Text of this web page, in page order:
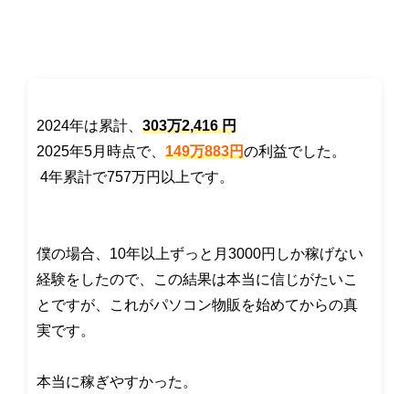
2024年は累計、303万2,416 円
2025年5月時点で、149万883円の利益でした。
4年累計で757万円以上です。
僕の場合、10年以上ずっと月3000円しか稼げない
経験をしたので、この結果は本当に信じがたいこ
とですが、これがパソコン物販を始めてからの真
実です。
本当に稼ぎやすかった。